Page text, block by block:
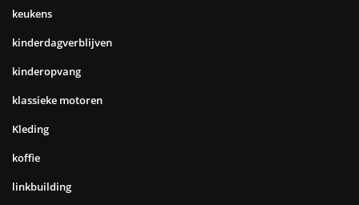
keukens
kinderdagverblijven
kinderopvang
klassieke motoren
Kleding
koffie
linkbuilding